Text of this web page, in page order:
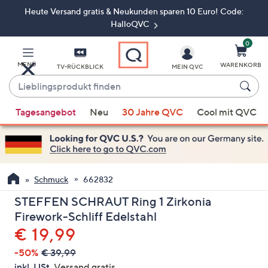
ZumHeute Versand gratis & Neukunden sparen 10 Euro! Code:
HalloQVC
MENÜ TV-RÜCKBLICK
Lieblingsprodukt
finden
Vorschläge
verfügbar
sind,
verwenden
Sie
die
Pfeiltasten
nach
oben
und
nach
MEIN QVC
0
WARENKORB
Tagesangebot Neu 30 Jahre QVC Cool mit QVC
Schmuck 662832
STEFFEN SCHRAUT Ring 1 Zirkonia
Firework-Schliff Edelstahl
Gelöscht
€ 19,99
-50% € 39,99